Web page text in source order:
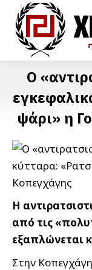
Ο
ψάρι» η
Η
από τις
εξαπλώνεται
Στην